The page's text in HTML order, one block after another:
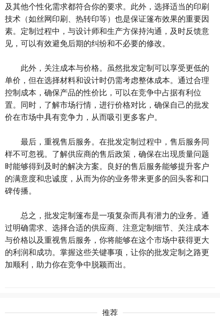
及其他个性化需求都符合你的要求。此外，选择适当的印刷
技术（如丝网印刷、热转印等）也是保证篷布效果的重要因
素。定制过程中，与设计师和生产方保持沟通，及时反馈意
见，可以有效避免后期的纠纷和不必要的修改。
此外，关注成本与价格。虽然批发定制可以享受更低的
单价，但在选择材料和设计时仍需考虑整体成本。通过合理
控制成本，确保产品的性价比，可以在竞争中占据有利位
置。同时，了解市场行情，进行价格对比，确保自己的批发
价在市场中具有竞争力，从而吸引更多客户。
最后，重视售后服务。在批发定制过程中，售后服务同
样不可忽视。了解供应商的售后政策，确保在出现质量问题
时能够得到及时的解决方案。良好的售后服务能够提升客户
的满意度和忠诚度，从而为你的业务带来更多的回头客和口
碑传播。
总之，批发定制篷布是一项复杂而具有潜力的业务。通
过明确需求、选择合适的供应商、注意定制细节、关注成本
与价格以及重视售后服务，你将能够在这个市场中获得更大
的利润和成功。掌握这些关键事项，让你的批发定制之路更
加顺利，助力你在竞争中脱颖而出。
推荐